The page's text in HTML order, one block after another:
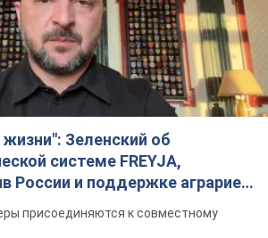
Зеленский об
системе FREYJA,
России и поддержке аграриев.
присоединяются к совместному